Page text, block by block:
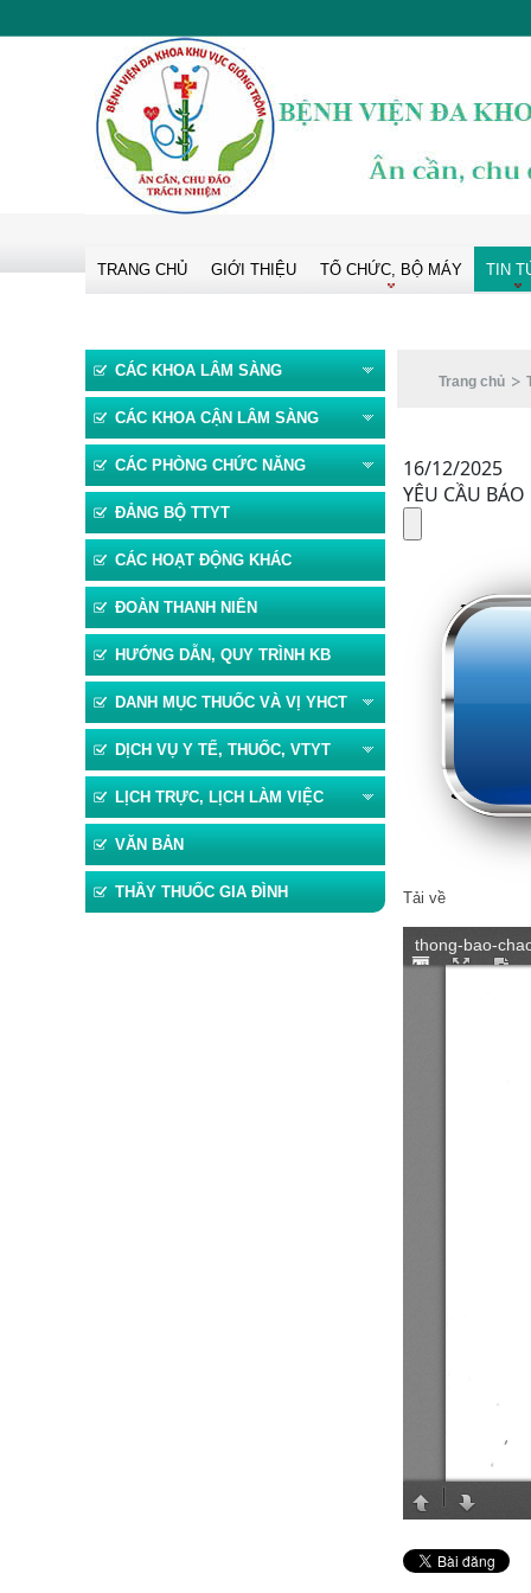
TRANG CHỦ GIỚI THIỆU TỔ CHỨC, BỘ MÁY TIN
CÁC KHOA LÂM SÀNG
CÁC KHOA CẬN LÂM SÀNG
CÁC PHÒNG CHỨC NĂNG
ĐẢNG BỘ TTYT
CÁC HOẠT ĐỘNG KHÁC
ĐOÀN THANH NIÊN
HƯỚNG DẪN, QUY TRÌNH KB
DANH MỤC THUỐC VÀ VỊ YHCT
DỊCH VỤ Y TẾ, THUỐC, VTYT
LỊCH TRỰC, LỊCH LÀM VIỆC
VĂN BẢN
THẦY THUỐC GIA ĐÌNH
Trang chủ
16/12/2025
YÊU CẦU
Tải về
> <<